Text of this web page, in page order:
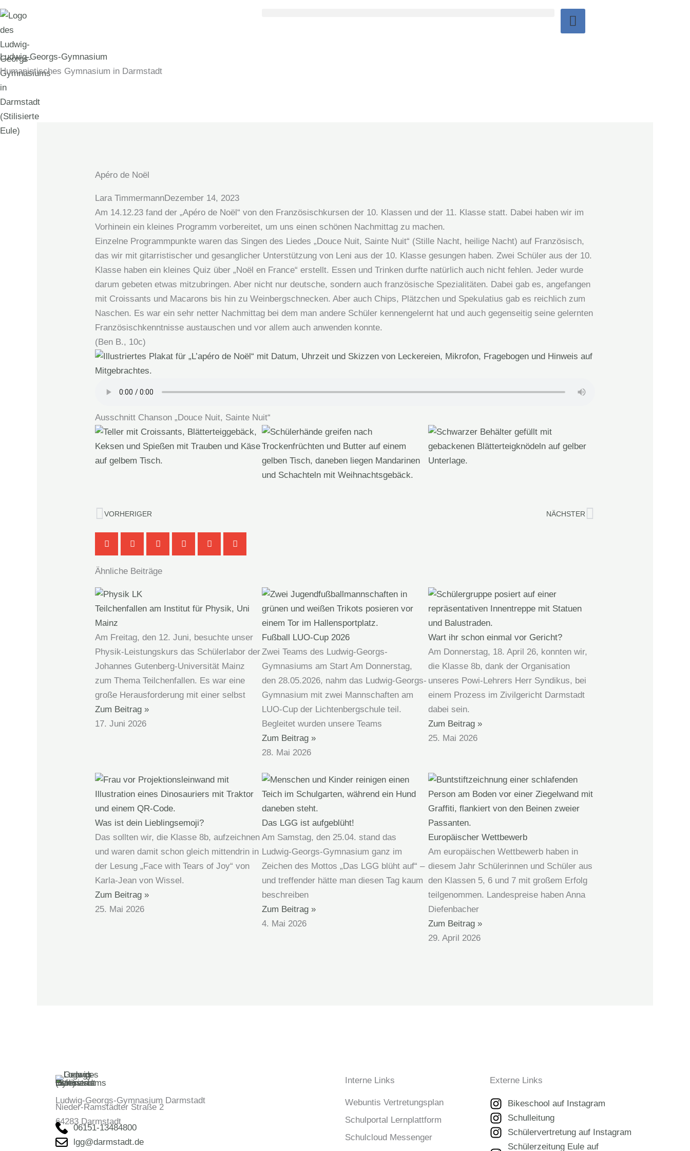
Zum
Inhalt
springen
Ludwig-Georgs-Gymnasium
Humanistisches Gymnasium in Darmstadt
Apéro de Noël
Lara TimmermannDezember 14, 2023
Am 14.12.23 fand der „Apéro de Noël“ von den Französischkursen der 10. Klassen und der 11. Klasse statt. Dabei haben wir im
Vorhinein ein kleines Programm vorbereitet, um uns einen schönen Nachmittag zu machen.
Einzelne Programmpunkte waren das Singen des Liedes „Douce Nuit, Sainte Nuit“ (Stille Nacht, heilige Nacht) auf Französisch,
das wir mit gitarristischer und gesanglicher Unterstützung von Leni aus der 10. Klasse gesungen haben. Zwei Schüler aus der 10.
Klasse haben ein kleines Quiz über „Noël en France“ erstellt. Essen und Trinken durfte natürlich auch nicht fehlen. Jeder wurde
darum gebeten etwas mitzubringen. Aber nicht nur deutsche, sondern auch französische Spezialitäten. Dabei gab es, angefangen
mit Croissants und Macarons bis hin zu Weinbergschnecken. Aber auch Chips, Plätzchen und Spekulatius gab es reichlich zum
Naschen. Es war ein sehr netter Nachmittag bei dem man andere Schüler kennengelernt hat und auch gegenseitig seine gelernten
Französischkenntnisse austauschen und vor allem auch anwenden konnte.
(Ben B., 10c)
Ausschnitt Chanson „Douce Nuit, Sainte Nuit“
Zurück
VORHERIGER NÄCHSTERNächster
Ähnliche Beiträge
Teilchenfallen am Institut für Physik, Uni
Mainz
Am Freitag, den 12. Juni, besuchte unser
Physik-Leistungskurs das Schülerlabor der
Johannes Gutenberg‑Universität Mainz
zum Thema Teilchenfallen. Es war eine
große Herausforderung mit einer selbst
Zum Beitrag »
17. Juni 2026
Fußball LUO-Cup 2026
Zwei Teams des Ludwig-Georgs-
Gymnasiums am Start Am Donnerstag,
den 28.05.2026, nahm das Ludwig-Georgs-
Gymnasium mit zwei Mannschaften am
LUO-Cup der Lichtenbergschule teil.
Begleitet wurden unsere Teams
Zum Beitrag »
28. Mai 2026
Wart ihr schon einmal vor Gericht?
Am Donnerstag, 18. April 26, konnten wir,
die Klasse 8b, dank der Organisation
unseres Powi-Lehrers Herr Syndikus, bei
einem Prozess im Zivilgericht Darmstadt
dabei sein.
Zum Beitrag »
25. Mai 2026
Was ist dein Lieblingsemoji?
Das sollten wir, die Klasse 8b, aufzeichnen
und waren damit schon gleich mittendrin in
der Lesung „Face with Tears of Joy“ von
Karla-Jean von Wissel.
Zum Beitrag »
25. Mai 2026
Das LGG ist aufgeblüht!
Am Samstag, den 25.04. stand das
Ludwig-Georgs-Gymnasium ganz im
Zeichen des Mottos „Das LGG blüht auf“ –
und treffender hätte man diesen Tag kaum
beschreiben
Zum Beitrag »
4. Mai 2026
Europäischer Wettbewerb
Am europäischen Wettbewerb haben in
diesem Jahr Schülerinnen und Schüler aus
den Klassen 5, 6 und 7 mit großem Erfolg
teilgenommen. Landespreise haben Anna
Diefenbacher
Zum Beitrag »
29. April 2026
Ludwig-Georgs-Gymnasium Darmstadt
Nieder-Ramstädter Straße 2
64283 Darmstadt
06151-13484800
lgg@darmstadt.de
Interne Links
Webuntis Vertretungsplan
Schulportal Lernplattform
Schulcloud Messenger
Externe Links
Bikeschool auf Instagram
Schulleitung
Schülervertretung auf Instagram
Schülerzeitung Eule auf